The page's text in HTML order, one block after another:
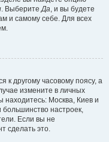
. ВыберитеДа, и вы будете
и самому себе. Для всех
к другому часовому поясу, а
измените в личных
находитесь: Москва, Киев и
большинство настроек,
Если вы не
сделать это.